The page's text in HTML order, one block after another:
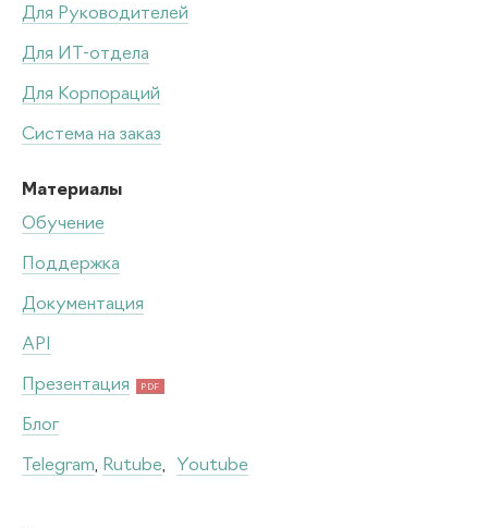
Для Руководителей
Для ИТ-отдела
Для Корпораций
Система на заказ
Материалы
Обучение
Поддержка
Документация
API
Презентация PDF
Блог
Telegram, Rutube, Youtube